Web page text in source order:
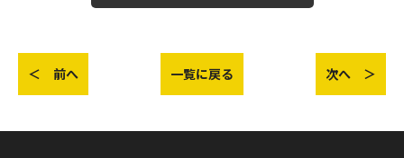
＜ 前へ 一覧に戻る 次へ ＞